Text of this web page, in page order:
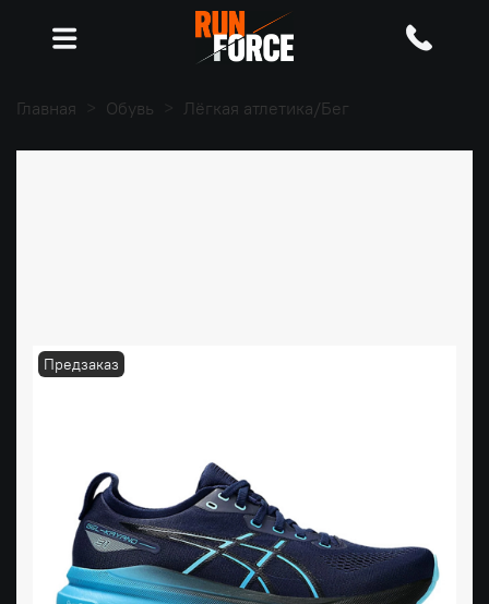
Главная Обувь Лёгкая атлетика/Бег
Предзаказ